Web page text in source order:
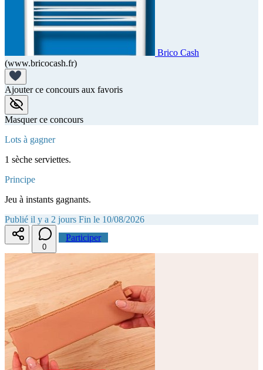
Brico Cash
(www.bricocash.fr)
Ajouter ce concours aux favoris
Masquer ce concours
Lots à gagner
1 sèche serviettes.
Principe
Jeu à instants gagnants.
Publié il y a 2 jours Fin le 10/08/2026
0
Participer